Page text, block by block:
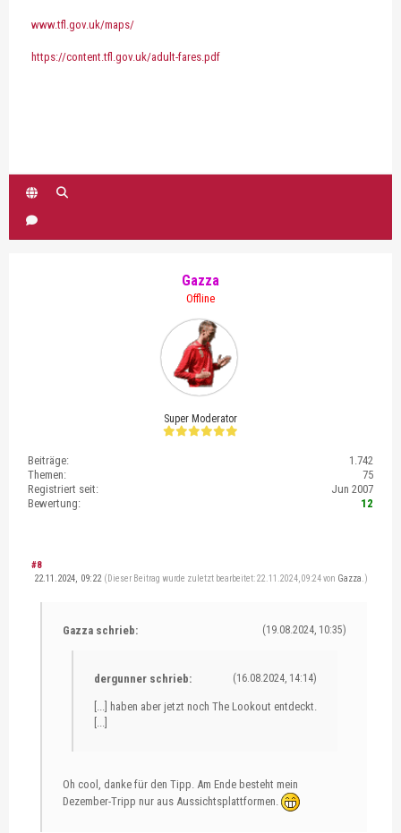
www.tfl.gov.uk/maps/
https://content.tfl.gov.uk/adult-fares.pdf
Gazza
Offline
Super Moderator
Beiträge:
1.742
Themen:
75
Registriert seit:
Jun 2007
Bewertung:
12
#8
22.11.2024, 09:22 (Dieser Beitrag wurde zuletzt bearbeitet: 22.11.2024, 09:24 von Gazza .)
(19.08.2024, 10:35)
Gazza schrieb:
(16.08.2024, 14:14)
dergunner schrieb:
[...] haben aber jetzt noch The Lookout entdeckt.
[...]
Oh cool, danke für den Tipp. Am Ende besteht mein
Dezember-Tripp nur aus Aussichtsplattformen.